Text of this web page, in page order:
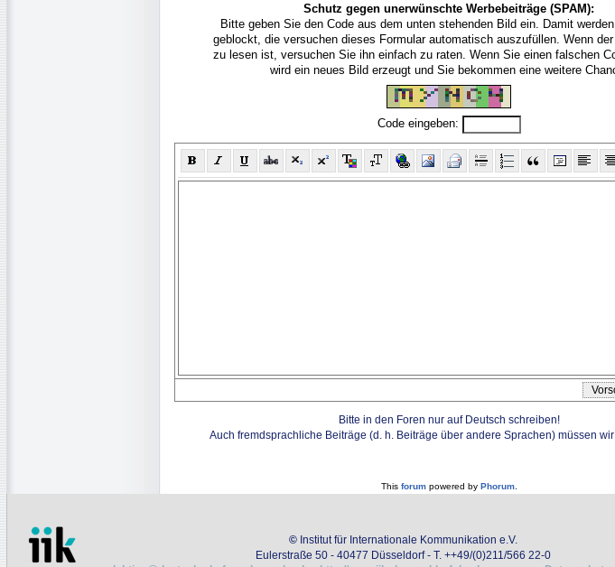
Schutz gegen unerwünschte Werbebeiträge (SPAM):
Bitte geben Sie den Code aus dem unten stehenden Bild ein. Damit
geblockt, die versuchen dieses Formular automatisch auszufüllen. Wenn
zu lesen ist, versuchen Sie ihn einfach zu raten. Wenn Sie einen falschen
wird ein neues Bild erzeugt und Sie bekommen eine weitere
Code eingeben:
Bitte in den Foren nur auf Deutsch schreiben!
Auch fremdsprachliche Beiträge (d. h. Beiträge über andere Sprachen) müssen
This forumpowered by Phorum.
© Institut für Internationale Kommunikation e.V.
Eulerstraße 50 - 40477 Düsseldorf - T. ++49/(0)211/566 22-0